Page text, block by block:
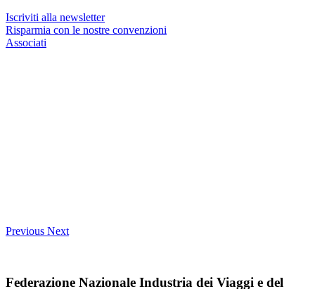
Iscriviti alla newsletter
Risparmia con le nostre convenzioni
Associati
Previous Next
Federazione Nazionale Industria dei Viaggi e del